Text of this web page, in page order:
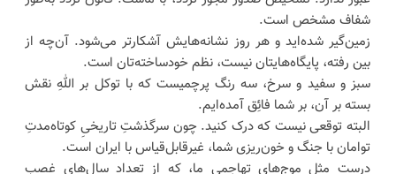
شفاف مشخص است.
زمین‌گیر شده‌اید و هر روز نشانه‌هایش آشکارتر می‌شود. آن‌چه از
بین رفته، پایگاه‌هایتان نیست، نظم خودساخته‌تان است.
سبز و سفید و سرخ، سه رنگ پرچمیست که با توکل بر اللهِ نقش
بسته بر آن، بر شما فائِق آمده‌ایم.
البته توقعی نیست که درک کنید. چون سرگذشتِ تاریخیِ کوتاه‌مدتِ
توامان با جنگ و خون‌ریزی شما، غیرقابل‌قیاس با ایران است.
درست مثل موج‌های تهاجمیِ ما، که از تعداد سال‌های غصب